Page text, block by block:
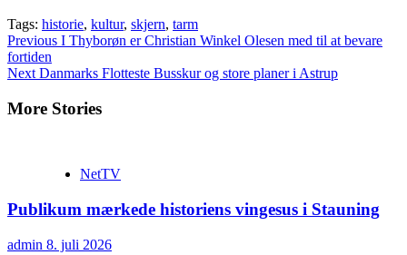
Tags: historie, kultur, skjern, tarm
Continue
Reading
Previous I Thyborøn er Christian Winkel Olesen med til at bevare
fortiden
Next Danmarks Flotteste Busskur og store planer i Astrup
More Stories
NetTV
Publikum mærkede historiens vingesus i Stauning
admin 8. juli 2026